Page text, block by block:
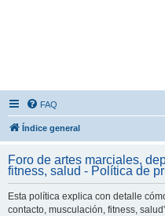
FAQ
Índice general
Foro de artes marciales,
fitness, salud - Política de
Esta política explica con detalle
contacto, musculación, fitness,